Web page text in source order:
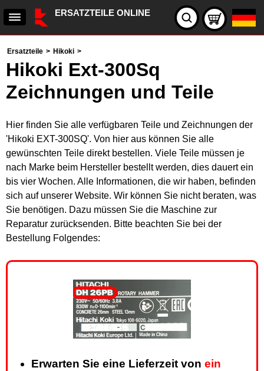
ERSATZTEILE ONLINE
Ersatzteile > Hikoki >
Hikoki Ext-300Sq
Zeichnungen und Teile
Hier finden Sie alle verfügbaren Teile und Zeichnungen der
'Hikoki EXT-300SQ'. Von hier aus können Sie alle
gewünschten Teile direkt bestellen. Viele Teile müssen je
nach Marke beim Hersteller bestellt werden, dies dauert ein
bis vier Wochen. Alle Informationen, die wir haben, befinden
sich auf unserer Website. Wir können Sie nicht beraten, was
Sie benötigen. Dazu müssen Sie die Maschine zur
Reparatur zurücksenden. Bitte beachten Sie bei der
Bestellung Folgendes:
Erwarten Sie eine Lieferzeit von ein